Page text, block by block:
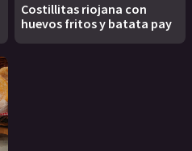
Costillitas riojana con
huevos fritos y batata pay